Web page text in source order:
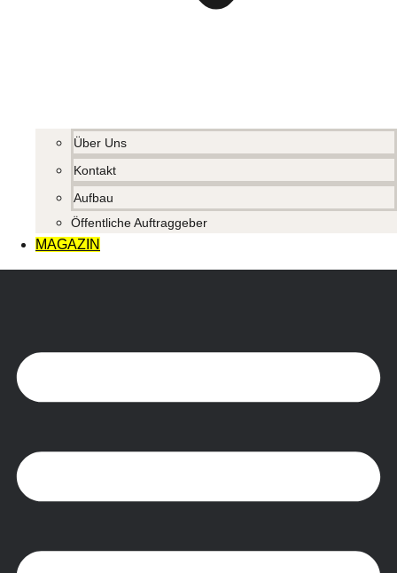
Über Uns
Kontakt
Aufbau
Öffentliche Auftraggeber
MAGAZIN